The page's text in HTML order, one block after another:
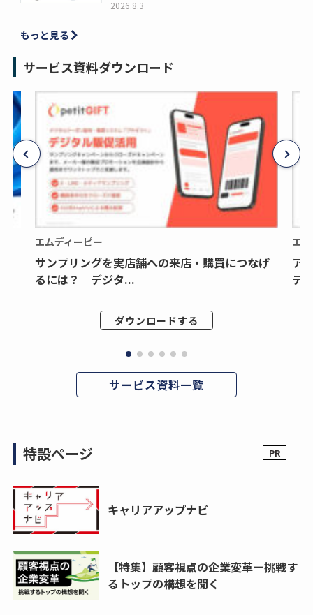
2026.8.3
もっと見る
サービス資料ダウンロード
エムディーピー
サンプリングを実店舗への来店・購買につなげ
るには？ デジタ...
ダウンロードする
エ
ア
デ
サービス資料一覧
特設ページ
キャリアアップナビ
【特集】顧客視点の企業変革ー挑戦す
るトップの構想を聞く